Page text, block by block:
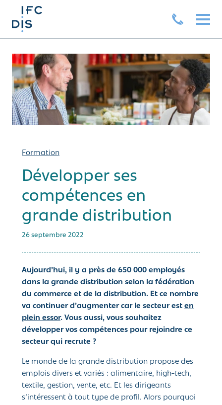
Formation
Développer ses
compétences en
grande distribution
26 septembre 2022
Aujourd’hui, il y a près de 650 000 employés
dans la grande distribution selon la fédération
du commerce et de la distribution. Et ce nombre
va continuer d’augmenter car le secteur est en
plein essor. Vous aussi, vous souhaitez
développer vos compétences pour rejoindre ce
secteur qui recrute ?
Le monde de la grande distribution propose des
emplois divers et variés : alimentaire, high-tech,
textile, gestion, vente, etc. Et les dirigeants
s’intéressent à tout type de profil. Alors pourquoi